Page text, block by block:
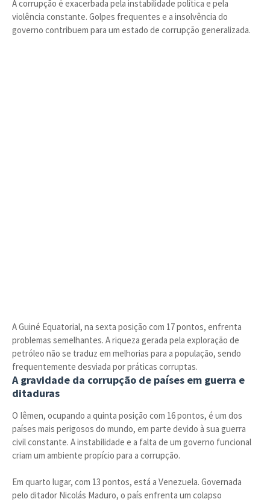
A corrupção é exacerbada pela instabilidade política e pela
violência constante. Golpes frequentes e a insolvência do
governo contribuem para um estado de corrupção generalizada.
A Guiné Equatorial, na sexta posição com 17 pontos, enfrenta
problemas semelhantes. A riqueza gerada pela exploração de
petróleo não se traduz em melhorias para a população, sendo
frequentemente desviada por práticas corruptas.
A gravidade da corrupção de países em guerra e
ditaduras
O Iêmen, ocupando a quinta posição com 16 pontos, é um dos
países mais perigosos do mundo, em parte devido à sua guerra
civil constante. A instabilidade e a falta de um governo funcional
criam um ambiente propício para a corrupção.
Em quarto lugar, com 13 pontos, está a Venezuela. Governada
pelo ditador Nicolás Maduro, o país enfrenta um colapso